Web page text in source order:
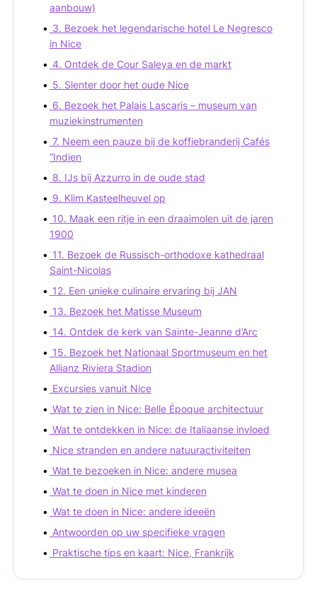
aanbouw)
3. Bezoek het legendarische hotel Le Negresco
in Nice
4. Ontdek de Cour Saleya en de markt
5. Slenter door het oude Nice
6. Bezoek het Palais Lascaris – museum van
muziekinstrumenten
7. Neem een pauze bij de koffiebranderij Cafés
“Indien
8. IJs bij Azzurro in de oude stad
9. Klim Kasteelheuvel op
10. Maak een ritje in een draaimolen uit de jaren
1900
11. Bezoek de Russisch-orthodoxe kathedraal
Saint-Nicolas
12. Een unieke culinaire ervaring bij JAN
13. Bezoek het Matisse Museum
14. Ontdek de kerk van Sainte-Jeanne d’Arc
15. Bezoek het Nationaal Sportmuseum en het
Allianz Riviera Stadion
Excursies vanuit Nice
Wat te zien in Nice: Belle Époque architectuur
Wat te ontdekken in Nice: de Italiaanse invloed
Nice stranden en andere natuuractiviteiten
Wat te bezoeken in Nice: andere musea
Wat te doen in Nice met kinderen
Wat te doen in Nice: andere ideeën
Antwoorden op uw specifieke vragen
Praktische tips en kaart: Nice, Frankrijk